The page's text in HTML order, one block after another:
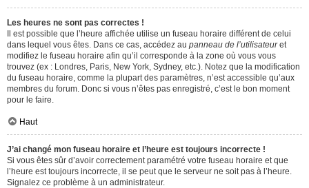
Les heures ne sont pas correctes !
Il est possible que l’heure affichée utilise un fuseau horaire différent de celui
dans lequel vous êtes. Dans ce cas, accédez au panneau de l’utilisateuret
modifiez le fuseau horaire afin qu’il corresponde à la zone où vous vous
trouvez (ex : Londres, Paris, New York, Sydney, etc.). Notez que la modification
du fuseau horaire, comme la plupart des paramètres, n’est accessible qu’aux
membres du forum. Donc si vous n’êtes pas enregistré, c’est le bon moment
pour le faire.
Haut
J’ai changé mon fuseau horaire et l’heure est toujours incorrecte !
Si vous êtes sûr d’avoir correctement paramétré votre fuseau horaire et que
l’heure est toujours incorrecte, il se peut que le serveur ne soit pas à l’heure.
Signalez ce problème à un administrateur.